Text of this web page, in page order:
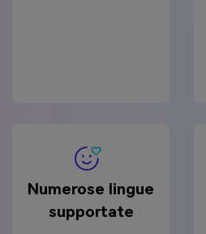
Numerose lingue
supportate